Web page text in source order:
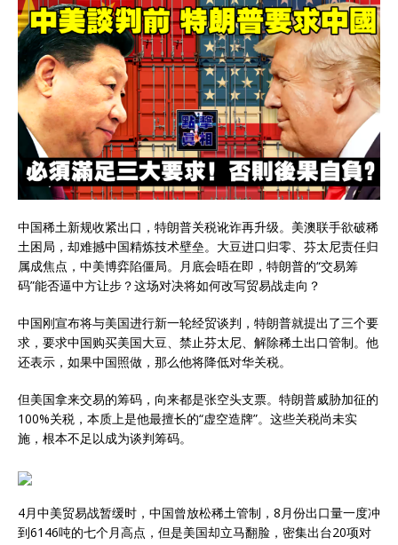
中国稀土新规收紧出口，特朗普关税讹诈再升级。美澳联手欲破稀
土困局，却难撼中国精炼技术壁垒。大豆进口归零、芬太尼责任归
属成焦点，中美博弈陷僵局。月底会晤在即，特朗普的“交易筹
码”能否逼中方让步？这场对决将如何改写贸易战走向？
中国刚宣布将与美国进行新一轮经贸谈判，特朗普就提出了三个要
求，要求中国购买美国大豆、禁止芬太尼、解除稀土出口管制。他
还表示，如果中国照做，那么他将降低对华关税。
但美国拿来交易的筹码，向来都是张空头支票。特朗普威胁加征的
100%关税，本质上是他最擅长的“虚空造牌”。这些关税尚未实
施，根本不足以成为谈判筹码。
4月中美贸易战暂缓时，中国曾放松稀土管制，8月份出口量一度冲
到6146吨的七个月高点，但是美国却立马翻脸，密集出台20项对